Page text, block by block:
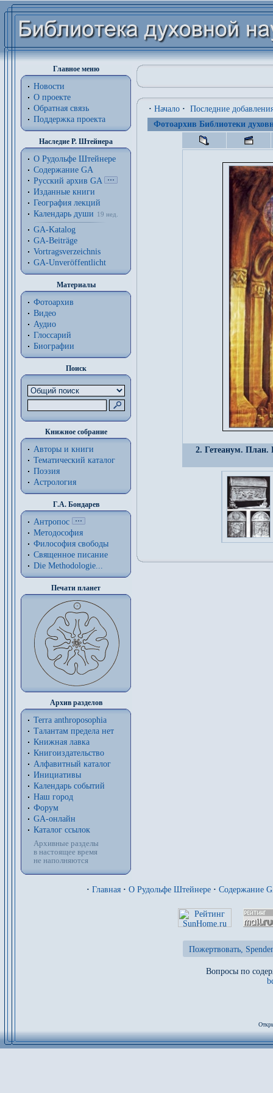
Главное меню
Новости
О проекте
Обратная связь
Поддержка проекта
Наследие Р. Штейнера
О Рудольфе Штейнере
Содержание GA
Русский архив GA
Изданные книги
География лекций
Календарь души
19 нед.
GA-Katalog
GA-Beiträge
Vortragsverzeichnis
GA-Unveröffentlicht
Материалы
Фотоархив
Видео
Аудио
Глоссарий
Биографии
Поиск
Книжное собрание
Авторы и книги
Тематический каталог
Поэзия
Астрология
Г.А. Бондарев
Антропос
Методософия
Философия cвободы
Священное писание
Die Methodologie...
Печати планет
Архив разделов
Terra anthroposophia
Талантам предела нет
Книжная лавка
Книгоиздательство
Алфавитный каталог
Инициативы
Календарь событий
Наш город
Форум
GA-онлайн
Каталог ссылок
Архивные разделы
в настоящее время
не наполняются
· Начало · Последние
Фотоархив Библиотеки
2. Гетеанум.
· Главная · О Рудольфе Штейнере · Содержание
Пожертвовать,
Вопросы по